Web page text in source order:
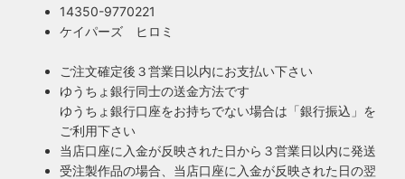
14350-9770221
ケイパーズ ヒロミ
ご注文確定後３営業日以内にお支払い下さい
ゆうちょ銀行同士の送金方法です
ゆうちょ銀行口座をお持ちでない場合は「銀行振込」を
ご利用下さい
当店口座に入金が反映された日から３営業日以内に発送
受注製作品の場合、当店口座に入金が反映された日の翌